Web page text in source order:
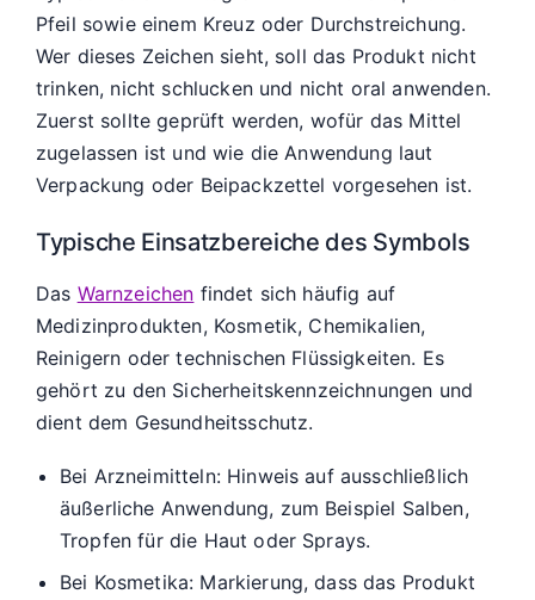
Pfeil sowie einem Kreuz oder Durchstreichung.
Wer dieses Zeichen sieht, soll das Produkt nicht
trinken, nicht schlucken und nicht oral anwenden.
Zuerst sollte geprüft werden, wofür das Mittel
zugelassen ist und wie die Anwendung laut
Verpackung oder Beipackzettel vorgesehen ist.
Typische Einsatzbereiche des Symbols
Das Warnzeichen findet sich häufig auf
Medizinprodukten, Kosmetik, Chemikalien,
Reinigern oder technischen Flüssigkeiten. Es
gehört zu den Sicherheitskennzeichnungen und
dient dem Gesundheitsschutz.
Bei Arzneimitteln: Hinweis auf ausschließlich
äußerliche Anwendung, zum Beispiel Salben,
Tropfen für die Haut oder Sprays.
Bei Kosmetika: Markierung, dass das Produkt